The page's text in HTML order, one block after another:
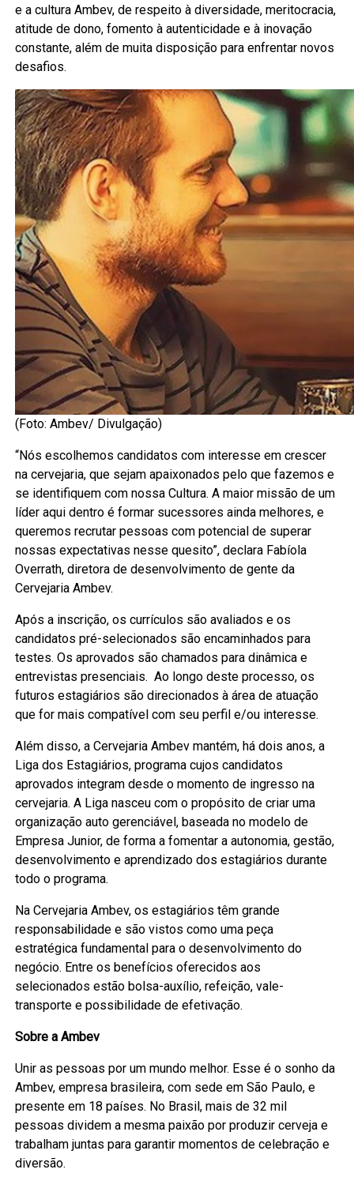
e a cultura Ambev, de respeito à diversidade, meritocracia,
atitude de dono, fomento à autenticidade e à inovação
constante, além de muita disposição para enfrentar novos
desafios.
(Foto: Ambev/ Divulgação)
“Nós escolhemos candidatos com interesse em crescer
na cervejaria, que sejam apaixonados pelo que fazemos e
se identifiquem com nossa Cultura. A maior missão de um
líder aqui dentro é formar sucessores ainda melhores, e
queremos recrutar pessoas com potencial de superar
nossas expectativas nesse quesito”, declara Fabíola
Overrath, diretora de desenvolvimento de gente da
Cervejaria Ambev.
Após a inscrição, os currículos são avaliados e os
candidatos pré-selecionados são encaminhados para
testes. Os aprovados são chamados para dinâmica e
entrevistas presenciais. Ao longo deste processo, os
futuros estagiários são direcionados à área de atuação
que for mais compatível com seu perfil e/ou interesse.
Além disso, a Cervejaria Ambev mantém, há dois anos, a
Liga dos Estagiários, programa cujos candidatos
aprovados integram desde o momento de ingresso na
cervejaria. A Liga nasceu com o propósito de criar uma
organização auto gerenciável, baseada no modelo de
Empresa Junior, de forma a fomentar a autonomia, gestão,
desenvolvimento e aprendizado dos estagiários durante
todo o programa.
Na Cervejaria Ambev, os estagiários têm grande
responsabilidade e são vistos como uma peça
estratégica fundamental para o desenvolvimento do
negócio. Entre os benefícios oferecidos aos
selecionados estão bolsa-auxílio, refeição, vale-
transporte e possibilidade de efetivação.
Sobre a Ambev
Unir as pessoas por um mundo melhor. Esse é o sonho da
Ambev, empresa brasileira, com sede em São Paulo, e
presente em 18 países. No Brasil, mais de 32 mil
pessoas dividem a mesma paixão por produzir cerveja e
trabalham juntas para garantir momentos de celebração e
diversão.